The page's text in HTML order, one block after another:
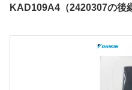
KAD109A4（2420307の後